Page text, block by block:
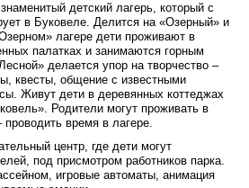
детский лагерь, который с
в Буковеле. Делится на «Озерный» и
лагере дети проживают в
палатках и занимаются горным
делается упор на творчество –
квесты, общение с известными
Живут дети в деревянных коттеджах
Родители могут проживать в
время в лагере.
центр, где дети могут
под присмотром работников парка.
игровые автоматы, анимация